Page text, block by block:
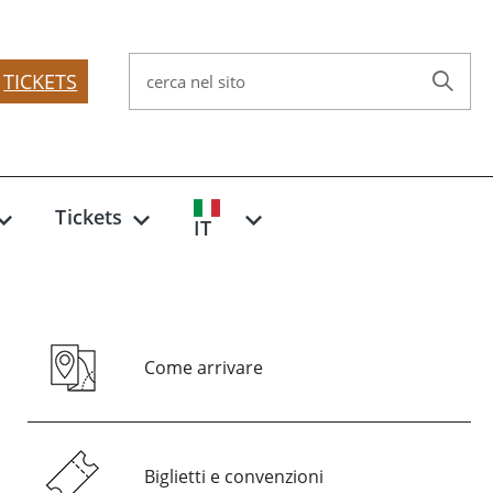
TICKETS cerca nel sito
Tickets IT
Come arrivare
Biglietti e convenzioni